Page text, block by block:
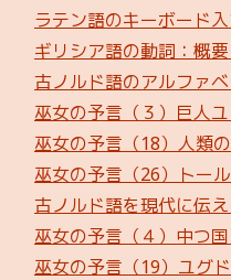
ラテン語のキーボード
ギリシア語の動詞：概要
古ノルド語のアルファ
巫女の予言（３）巨人
巫女の予言（18）人類
巫女の予言（26）トー
古ノルド語を現代に伝
巫女の予言（４）中つ
巫女の予言（19）ユグ